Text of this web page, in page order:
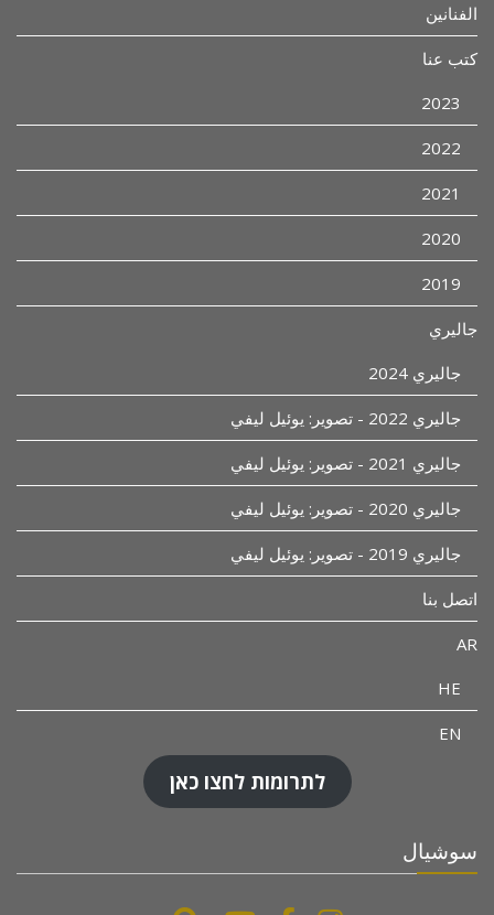
الفنانين
كتب عنا
2023
2022
2021
2020
2019
جاليري
جاليري 2024
جاليري 2022 - تصوير: يوئيل ليفي
جاليري 2021 - تصوير: يوئيل ليفي
جاليري 2020 - تصوير: يوئيل ليفي
جاليري 2019 - تصوير: يوئيل ليفي
اتصل بنا
AR
HE
EN
לתרומות לחצו כאן
سوشيال